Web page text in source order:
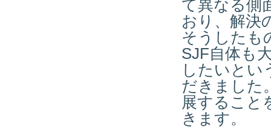
て異なる側
おり、解決
そうしたも
SJF自体も
したいとい
だきました
展すること
きます。